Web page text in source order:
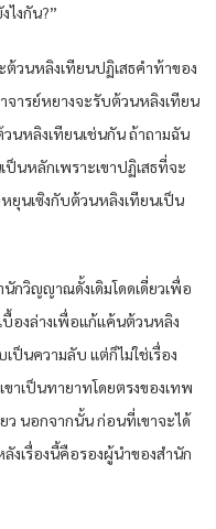
ไงกัน?”
วนหลิงเทียนปฏิเสธคำท้าของ
จารย์หยางจะรับต้วนหลิงเทียน
นหลิงเทียนเช่นกัน ถ้าถามฉัน
ป็นหลักเพราะเขาปฏิเสธที่จะ
หยุนเซิงกับต้วนหลิงเทียนเป็น
นักวิญญาณดั้งเดิมโดดเดี่ยวเพื่อ
บื้องล่างเพื่อแก้แค้นต้วนหลิง
เป็นความลับ แต่ก็ไม่ใช่เรื่อง
าเป็นทายาทโดยตรงของเทพ
ว นอกจากนั้น ก่อนที่เขาจะได้
งเรื่องนี้คือรองผู้นำของสำนัก